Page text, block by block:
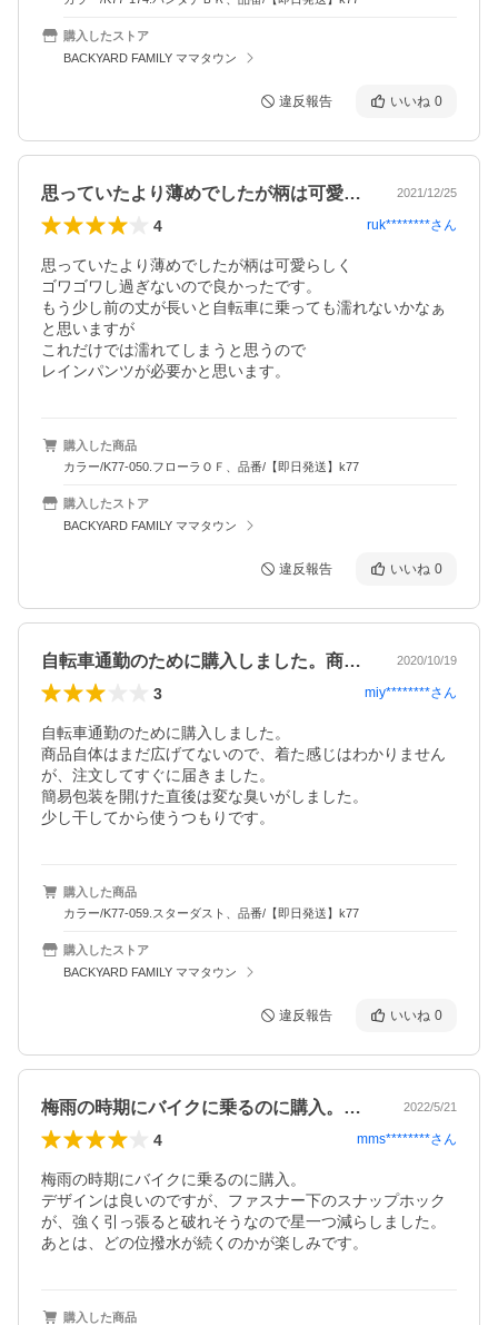
購入したストア
BACKYARD FAMILY ママタウン
違反報告 いいね 0
思っていたより薄めでしたが柄は可愛らし… 2021/12/25
4 ruk********さん
思っていたより薄めでしたが柄は可愛らしく
ゴワゴワし過ぎないので良かったです。
もう少し前の丈が長いと自転車に乗っても濡れないかなぁ
と思いますが
これだけでは濡れてしまうと思うので
レインパンツが必要かと思います。
購入した商品
カラー/K77-050.フローラＯＦ、品番/【即日発送】k77
購入したストア
BACKYARD FAMILY ママタウン
違反報告 いいね 0
自転車通勤のために購入しました。商品自… 2020/10/19
3 miy********さん
自転車通勤のために購入しました。
商品自体はまだ広げてないので、着た感じはわかりません
が、注文してすぐに届きました。
簡易包装を開けた直後は変な臭いがしました。
少し干してから使うつもりです。
購入した商品
カラー/K77-059.スターダスト、品番/【即日発送】k77
購入したストア
BACKYARD FAMILY ママタウン
違反報告 いいね 0
梅雨の時期にバイクに乗るのに購入。デザ… 2022/5/21
4 mms********さん
梅雨の時期にバイクに乗るのに購入。
デザインは良いのですが、ファスナー下のスナップホック
が、強く引っ張ると破れそうなので星一つ減らしました。
あとは、どの位撥水が続くのかが楽しみです。
購入した商品